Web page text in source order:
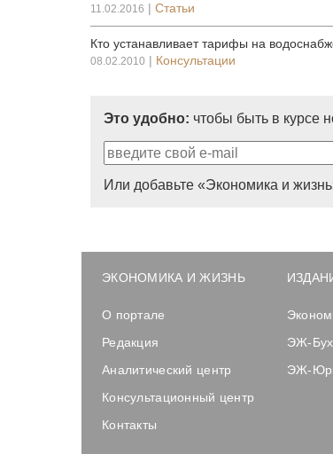
11.02.2016 | Статьи
Кто устанавливает тарифы на
08.02.2010 | Консультации
Это удобно: чтобы быть в курсе
Или добавьте «Экономика и
ЭКОНОМИКА И ЖИЗНЬ
О портале
Редакция
Аналитический центр
Консультационный центр
Контакты
ЭЖ-
ЭЖ-